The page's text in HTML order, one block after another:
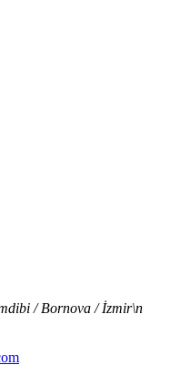
/ Bornova / İzmir\n